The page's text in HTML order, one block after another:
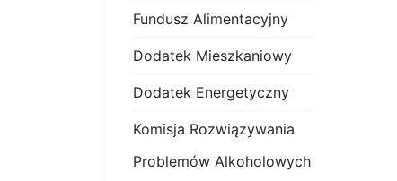
Fundusz Alimentacyjny
Dodatek Mieszkaniowy
Dodatek Energetyczny
Komisja Rozwiązywania
Problemów Alkoholowych